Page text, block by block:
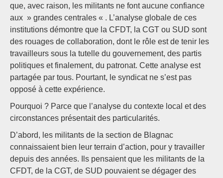
que, avec raison, les militants ne font aucune confiance
aux » grandes centrales « . L’analyse globale de ces
institutions démontre que la CFDT, la CGT ou SUD sont
des rouages de collaboration, dont le rôle est de tenir les
travailleurs sous la tutelle du gouvernement, des partis
politiques et finalement, du patronat. Cette analyse est
partagée par tous. Pourtant, le syndicat ne s’est pas
opposé à cette expérience.
Pourquoi ? Parce que l’analyse du contexte local et des
circonstances présentait des particularités.
D’abord, les militants de la section de Blagnac
connaissaient bien leur terrain d’action, pour y travailler
depuis des années. Ils pensaient que les militants de la
CFDT, de la CGT, de SUD pouvaient se dégager des